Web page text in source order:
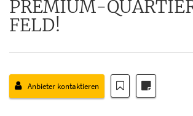
PREMIUM-
FELD!
Anbieter kontaktieren